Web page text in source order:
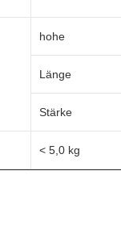
hohe
Länge
Stärke
< 5,0 kg